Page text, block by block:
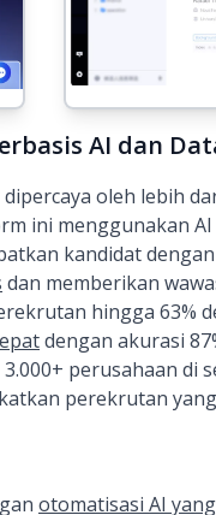
AI dan
oleh lebih
ini menggunakan
kandidat
dan memberikan
hingga 63%
dengan akurasi
perusahaan di
perekrutan
otomatisasi AI